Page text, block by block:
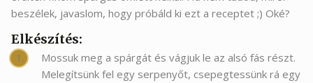
beszélek, javaslom, hogy próbáld ki ezt a receptet ;) Oké?
Elkészítés:
Mossuk meg a spárgát és vágjuk le az alsó fás részt.
Melegítsünk fel egy serpenyőt, csepegtessünk rá egy